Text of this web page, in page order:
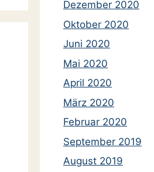
Dezember 2020
Oktober 2020
Juni 2020
Mai 2020
April 2020
März 2020
Februar 2020
September 2019
August 2019